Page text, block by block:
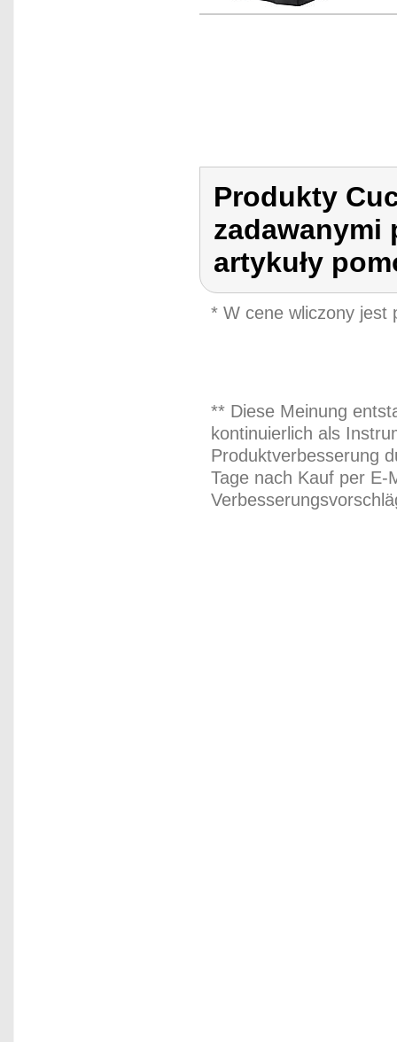
Produkty
zadawanymi
artykuły
* W cene wliczony jest
** Diese Meinung
kontinuierlich als
Produktverbesserung
Tage nach Kauf per E-